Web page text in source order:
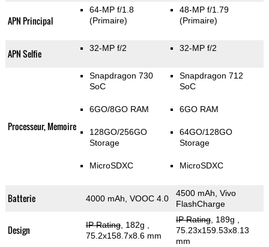
APN Principal
64-MP f/1.8
(Primaire)
48-MP f/1.79
(Primaire)
APN Selfie 32-MP f/2 32-MP f/2
Processeur, Memoire
Snapdragon 730
SoC
6GO/8GO RAM
128GO/256GO
Storage
MicroSDXC
Snapdragon 712
SoC
6GO RAM
64GO/128GO
Storage
MicroSDXC
Batterie 4000 mAh, VOOC 4.0
4500 mAh, Vivo
FlashCharge
Design IP Rating, 182g
75.2x158.7x8.6 mm
IP Rating, 189g
75.23x159.53x8.13
mm